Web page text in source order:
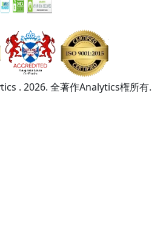
. 2026. 全著作Analytics権所有.